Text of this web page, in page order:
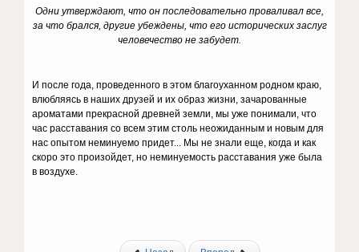
Одни утверждают, что он последовательно проваливал все,
за что брался, другие убеждены, что его исторических заслуг
человечество не забудет.
И после года, проведенного в этом благоуханном родном краю,
влюбляясь в наших друзей и их образ жизни, зачарованные
ароматами прекрасной древней земли, мы уже понимали, что
час расставания со всем этим столь неожиданным и новым для
нас опытом неминуемо придет... Мы не знали еще, когда и как
скоро это произойдет, но неминуемость расставания уже была
в воздухе.